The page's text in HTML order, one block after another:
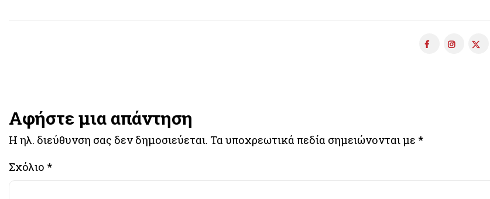
Αφήστε μια απάντηση
Η ηλ. διεύθυνση σας δεν δημοσιεύεται. Τα υποχρεωτικά πεδία σημειώνονται με *
Σχόλιο *